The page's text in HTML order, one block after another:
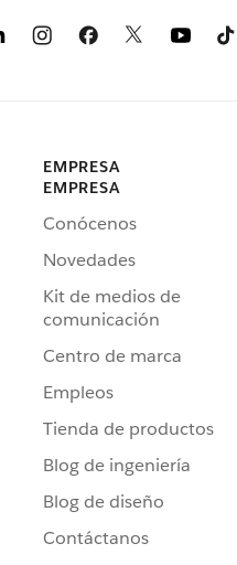
EMPRESA
EMPRESA
Conócenos
Novedades
Kit de medios de
comunicación
Centro de marca
Empleos
Tienda de productos
Blog de ingeniería
Blog de diseño
Contáctanos